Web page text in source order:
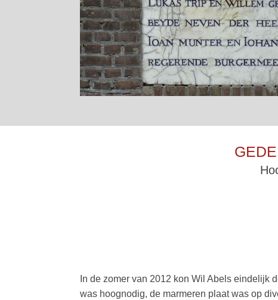
In de zomer van 2012 kon Wil Abels eindelijk
was hoognodig, de marmeren plaat was op